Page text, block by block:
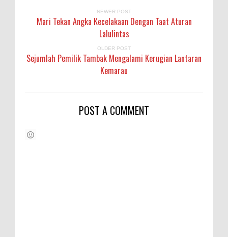
NEWER POST
Mari Tekan Angka Kecelakaan Dengan Taat Aturan
Lalulintas
OLDER POST
Sejumlah Pemilik Tambak Mengalami Kerugian Lantaran
Kemarau
POST A COMMENT